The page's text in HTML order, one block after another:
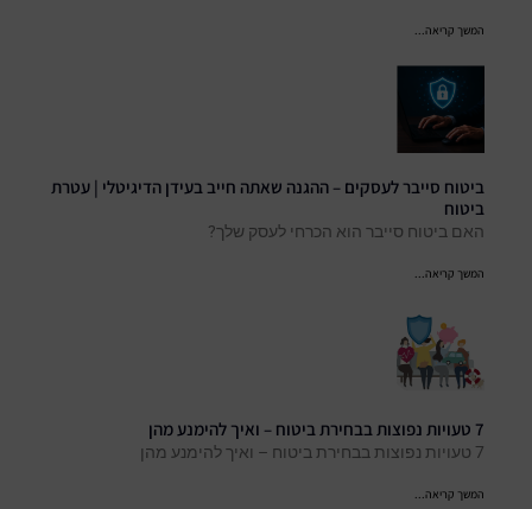
המשך קריאה...
ביטוח סייבר לעסקים – ההגנה שאתה חייב בעידן הדיגיטלי | עטרת
ביטוח
האם ביטוח סייבר הוא הכרחי לעסק שלך?
המשך קריאה...
7 טעויות נפוצות בבחירת ביטוח – ואיך להימנע מהן
7 טעויות נפוצות בבחירת ביטוח – ואיך להימנע מהן
המשך קריאה...